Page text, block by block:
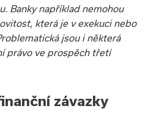
Banky například nemohou
která je v exekuci nebo
jsou i některá
právo ve prospěch třetí
závazky